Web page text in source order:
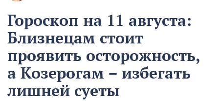
Гороскоп на 11 августа:
Близнецам стоит
проявить осторожность,
а Козерогам – избегать
лишней суеты